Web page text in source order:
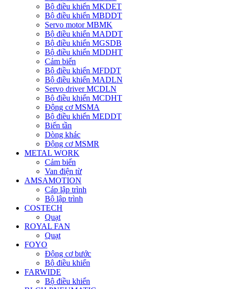
Bộ điều khiển MKDET
Bộ điều khiển MBDDT
Servo motor MBMK
Bộ điều khiển MADDT
Bộ điều khiển MGSDB
Bộ điều khiển MDDHT
Cảm biến
Bộ điều khiển MFDDT
Bộ điều khiển MADLN
Servo driver MCDLN
Bộ điều khiển MCDHT
Động cơ MSMA
Bộ điều khiển MEDDT
Biến tần
Dòng khác
Động cơ MSMR
METAL WORK
Cảm biến
Van điện từ
AMSAMOTION
Cáp lập trình
Bộ lập trình
COSTECH
Quạt
ROYAL FAN
Quạt
FOYO
Động cơ bước
Bộ điều khiển
FARWIDE
Bộ điều khiển